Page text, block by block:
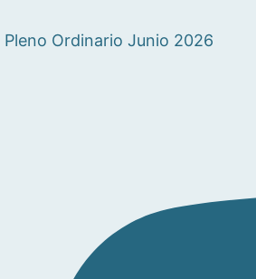
Pleno Ordinario Junio 2026